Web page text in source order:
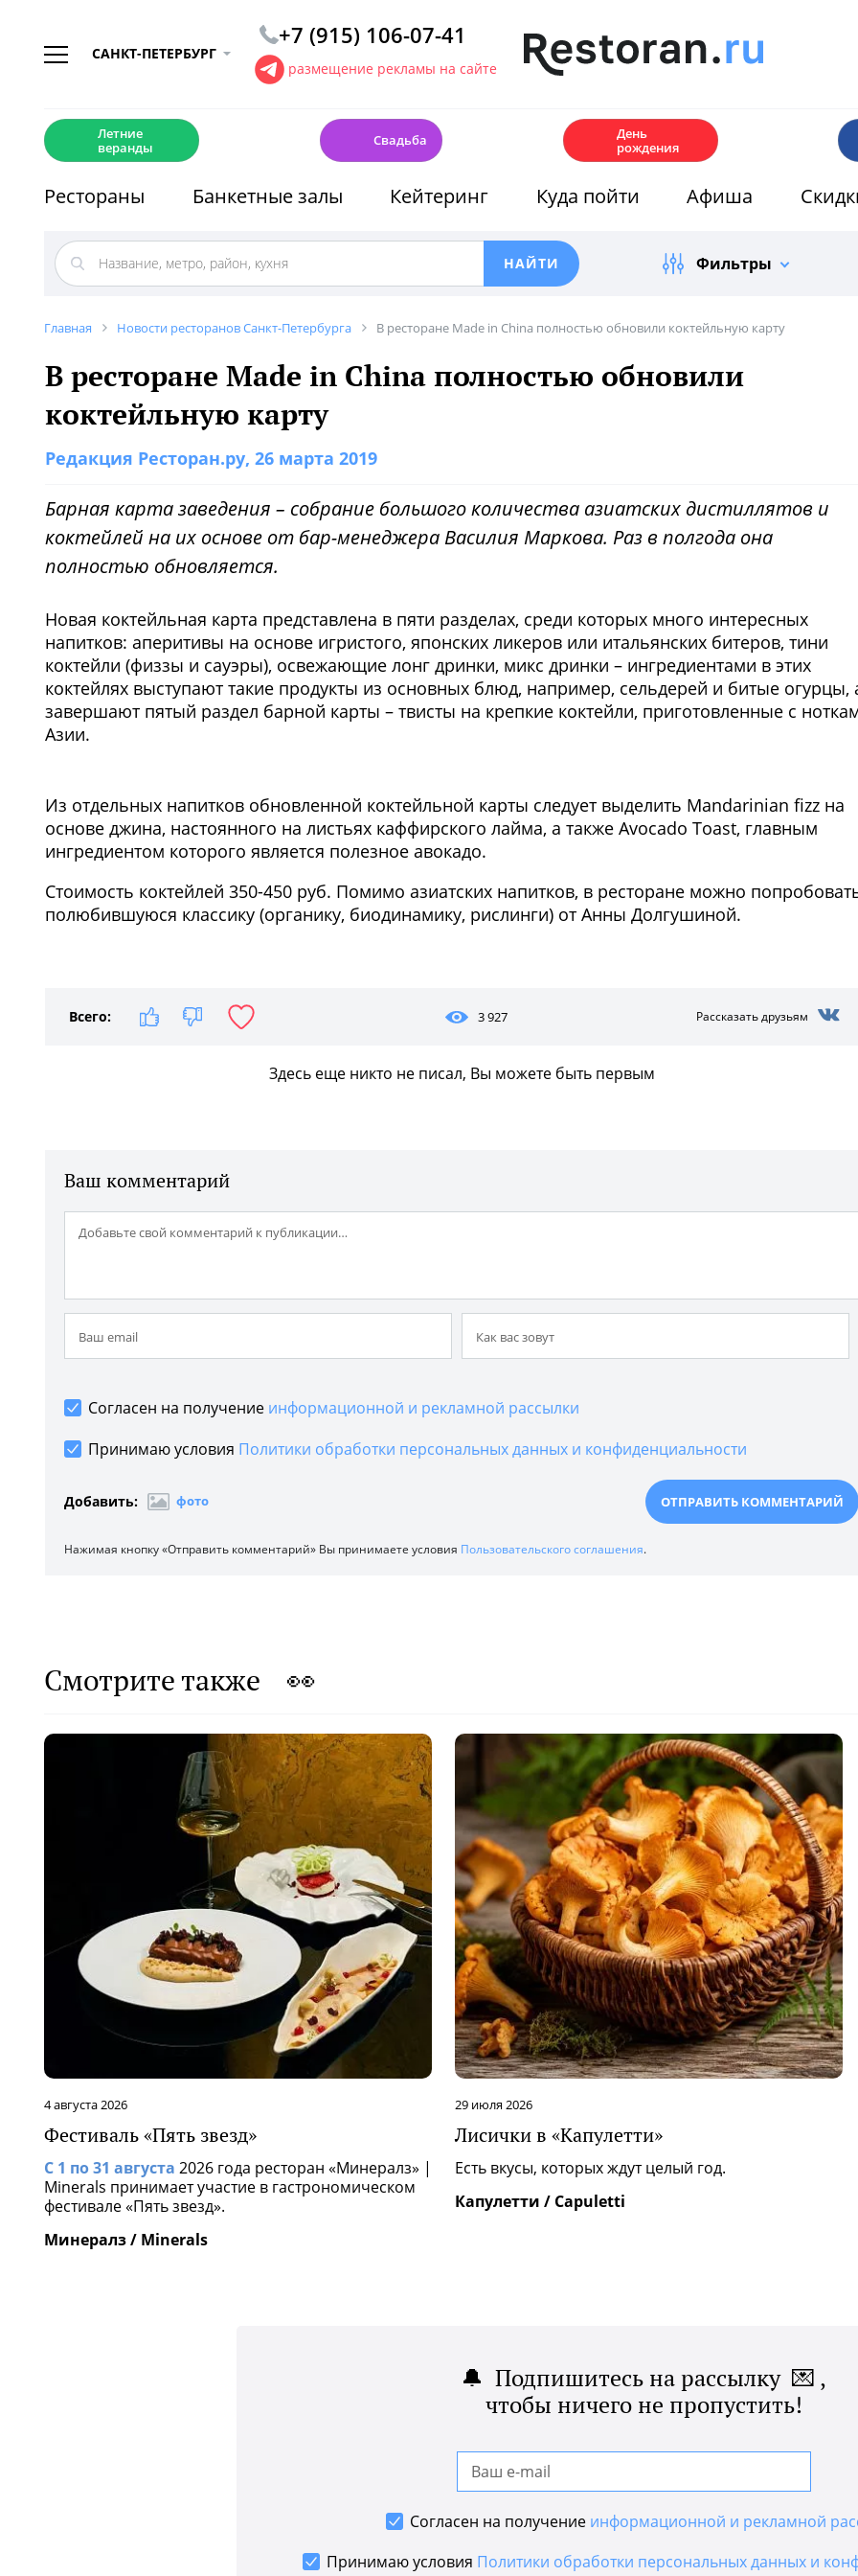
САНКТ-ПЕТЕРБУРГ
+7 (915) 106-07-41
размещение рекламы на сайте
Летние
веранды
Свадьба
День
рождения
Рестораны Банкетные залы Кейтеринг Куда пойти Афиша
Фильтры
Главная Новости ресторанов Санкт-Петербурга В ресторане Made in China полностью обновили коктейльную карту
В ресторане Made in China полностью обновили
коктейльную карту
Редакция Ресторан.ру, 26 марта 2019
Барная карта заведения – собрание большого количества азиатских дистиллятов и
коктейлей на их основе от бар-менеджера Василия Маркова. Раз в полгода она
полностью обновляется.
Новая коктейльная карта представлена в пяти разделах, среди которых много интересных
напитков: аперитивы на основе игристого, японских ликеров или итальянских битеров, тини
коктейли (физзы и сауэры), освежающие лонг дринки, микс дринки – ингредиентами в этих
коктейлях выступают такие продукты из основных блюд, например, сельдерей и битые огурцы,
завершают пятый раздел барной карты – твисты на крепкие коктейли, приготовленные с
Азии.
1/3
Из отдельных напитков обновленной коктейльной карты следует выделить Mandarinian fizz на
основе джина, настоянного на листьях каффирского лайма, а также Avocado Toast, главным
ингредиентом которого является полезное авокадо.
Стоимость коктейлей 350-450 руб. Помимо азиатских напитков, в ресторане можно
полюбившуюся классику (органику, биодинамику, рислинги) от Анны Долгушиной.
Всего: 3 927 Рассказать друзьям
Здесь еще никто не писал, Вы можете быть первым
Ваш комментарий
Согласен на получение информационной и рекламной рассылки
Принимаю условия Политики обработки персональных данных и конфиденциальности
Добавить: фото
Нажимая кнопку «Отправить комментарий» Вы принимаете условия Пользовательского соглашения.
Смотрите также 👀
4 августа 2026
Фестиваль «Пять звезд»
С 1 по 31 августа 2026 года ресторан «Минералз» |
Minerals принимает участие в гастрономическом
фестивале «Пять звезд».
Минералз / Minerals
29 июля 2026
Лисички в «Капулетти»
Есть вкусы, которых ждут целый год.
Капулетти / Capuletti
🔔 Подпишитесь на рассылку 💌 ,
чтобы ничего не пропустить!
Согласен на получение информационной и рекламной
Принимаю условия Политики обработки персональных данных и